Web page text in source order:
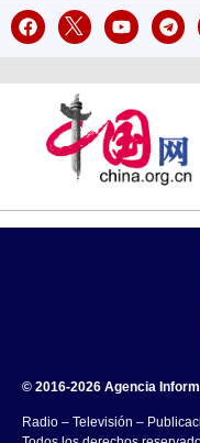
© 2016-2026 Agencia
Radio – Televisión –